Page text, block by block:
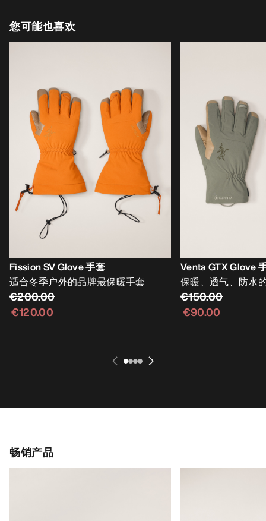
您可能也喜欢
Fission SV Glove 手套
适合冬季户外的品牌最保暖手套
€200.00
€120.00
Venta GTX Glove
保暖、透气、防水
€150.00
€90.00
畅销产品